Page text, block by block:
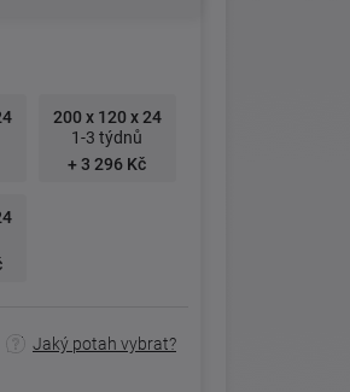
200 x 120 x 24
1-3 týdnů
+ 3 296 Kč
Jaký potah vybrat?